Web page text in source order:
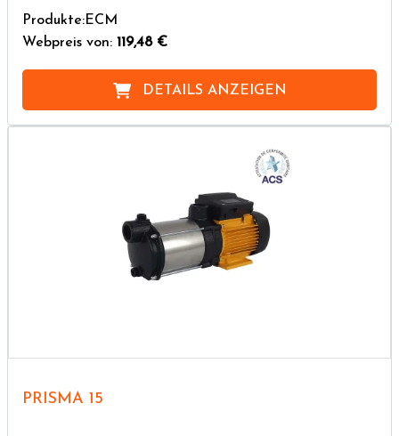
Produkte:ECM
Webpreis von: 119,48 €
DETAILS ANZEIGEN
PRISMA 15